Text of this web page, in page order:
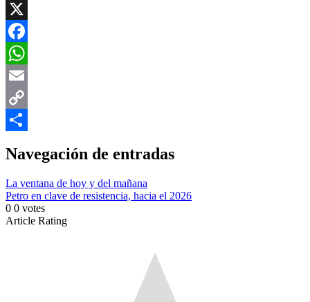
X
Facebook
WhatsApp
Email
Copy
Navegación de entradas
La ventana de hoy y del mañana
Petro en clave de resistencia, hacia el 2026
0 0 votes
Article Rating